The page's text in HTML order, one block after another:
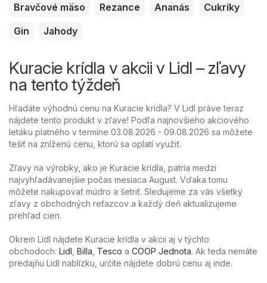
Bravčové mäso
Rezance Ananás
Cukríky
Gin
Jahody
Kuracie krídla v akcii v Lidl – zľavy
na tento týždeň
Hľadáte výhodnú cenu na Kuracie krídla? V Lidl práve teraz
nájdete tento produkt v zľave! Podľa najnovšieho akciového
letáku platného v termíne 03.08.2026 - 09.08.2026 sa môžete
tešiť na zníženú cenu, ktorú sa oplatí využiť.
Zľavy na výrobky, ako je Kuracie krídla, patria medzi
najvyhľadávanejšie počas mesiaca August. Vďaka tomu
môžete nakupovať múdro a šetriť. Sledujeme za vás všetky
zľavy z obchodných reťazcov a každý deň aktualizujeme
prehľad cien.
Okrem Lidl nájdete Kuracie krídla v akcii aj v týchto
obchodoch: Lidl Billa Tesco a COOP Jednota. Ak teda nemáte
predajňu Lidl nablízku, určite nájdete dobrú cenu aj inde.